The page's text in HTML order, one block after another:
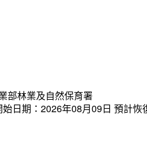
部林業及自然保育署
始日期：2026年08月09日 預計